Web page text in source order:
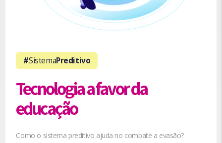
Tecnologia a favor da
educação
#SistemaPreditivo
Como o sistema preditivo ajuda no combate a evasão?